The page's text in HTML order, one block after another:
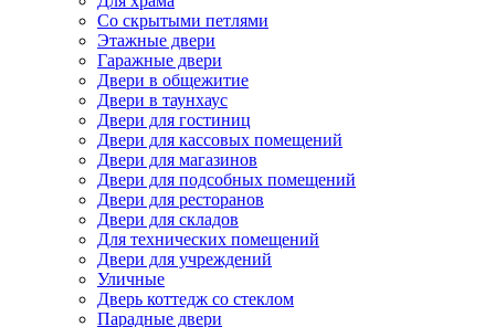
Со скрытыми петлями
Этажные двери
Гаражные двери
Двери в общежитие
Двери в таунхаус
Двери для гостиниц
Двери для кассовых помещений
Двери для магазинов
Двери для подсобных помещений
Двери для ресторанов
Двери для складов
Для технических помещений
Двери для учреждений
Уличные
Дверь коттедж со стеклом
Парадные двери